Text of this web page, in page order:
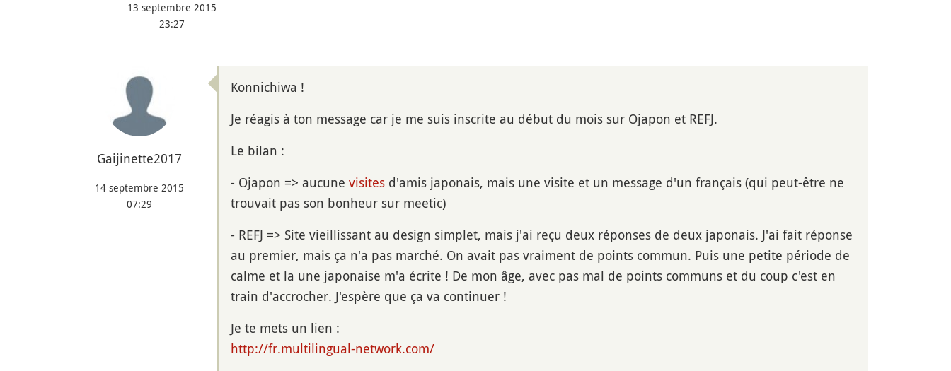
13 septembre 2015
23:27
Gaijinette2017
14 septembre 2015
07:29
Konnichiwa !
Je réagis à ton message car je me suis inscrite au début du mois sur Ojapon et REFJ.
Le bilan :
- Ojapon => aucune visites d'amis japonais, mais une visite et un message d'un français (qui peut-être ne
trouvait pas son bonheur sur meetic)
- REFJ => Site vieillissant au design simplet, mais j'ai reçu deux réponses de deux japonais. J'ai fait réponse
au premier, mais ça n'a pas marché. On avait pas vraiment de points commun. Puis une petite période de
calme et la une japonaise m'a écrite ! De mon âge, avec pas mal de points communs et du coup c'est en
train d'accrocher. J'espère que ça va continuer !
Je te mets un lien :
http://fr.multilingual-network.com/